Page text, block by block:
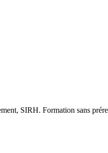
SIRH. Formation sans